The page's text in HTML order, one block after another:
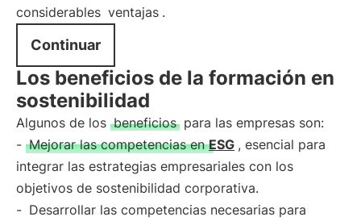
considerables ventajas .
Continuar
Los beneficios de la formación en
sostenibilidad
Algunos de los beneficios para las empresas son:
- Mejorar las competencias enESG , esencial para
integrar las estrategias empresariales con los
objetivos de sostenibilidad corporativa.
- Desarrollar las competencias necesarias para